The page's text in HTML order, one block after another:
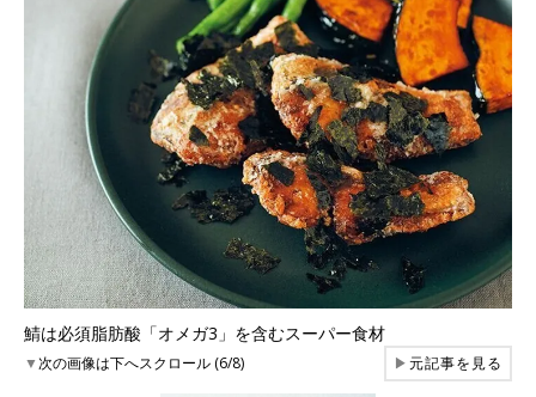
鯖は必須脂肪酸「オメガ3」を含むスーパー食材
▼次の画像は下へスクロール (6/8) ▶元記事を見る